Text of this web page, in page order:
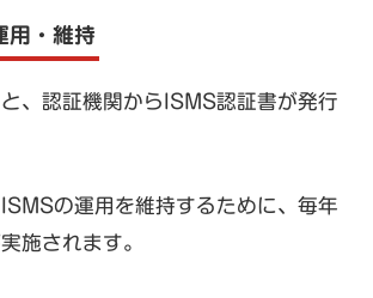
・維持
、認証機関からISMS認証書が発行
の運用を維持するために、毎年
施されます。